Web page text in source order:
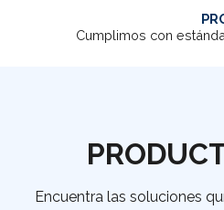
Cumplimos con
Encuentra las soluciones